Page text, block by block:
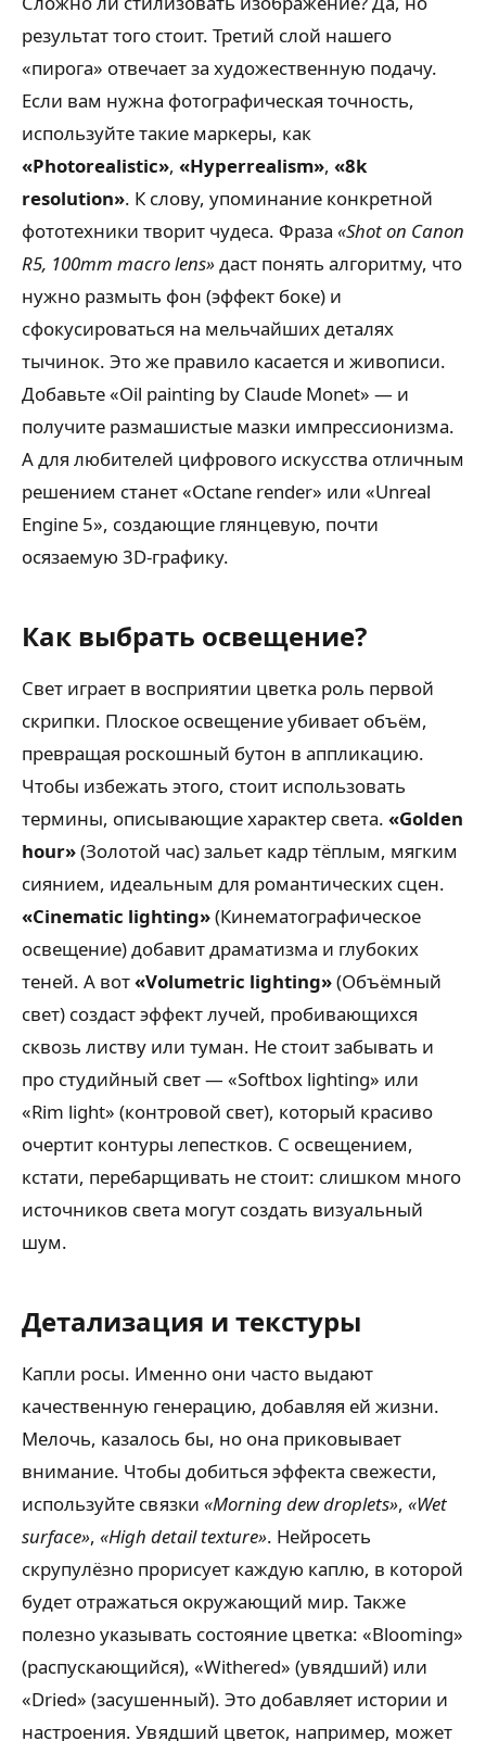
результат того стоит. Третий слой нашего
«пирога» отвечает за художественную подачу.
Если вам нужна фотографическая точность,
используйте такие маркеры, как
«Photorealistic», «Hyperrealism», «8k
resolution». К слову, упоминание конкретной
фототехники творит чудеса. Фраза «Shot on Canon
R5, 100mm macro lens»даст понять алгоритму, что
нужно размыть фон (эффект боке) и
сфокусироваться на мельчайших деталях
тычинок. Это же правило касается и живописи.
Добавьте «Oil painting by Claude Monet» — и
получите размашистые мазки импрессионизма.
А для любителей цифрового искусства отличным
решением станет «Octane render» или «Unreal
Engine 5», создающие глянцевую, почти
осязаемую 3D-графику.
Как выбрать освещение?
Свет играет в восприятии цветка роль первой
скрипки. Плоское освещение убивает объём,
превращая роскошный бутон в аппликацию.
Чтобы избежать этого, стоит использовать
термины, описывающие характер света. «Golden
hour»(Золотой час) зальет кадр тёплым, мягким
сиянием, идеальным для романтических сцен.
«Cinematic lighting»(Кинематографическое
освещение) добавит драматизма и глубоких
теней. А вот«Volumetric lighting»(Объёмный
свет) создаст эффект лучей, пробивающихся
сквозь листву или туман. Не стоит забывать и
про студийный свет — «Softbox lighting» или
«Rim light» (контровой свет), который красиво
очертит контуры лепестков. С освещением,
кстати, перебарщивать не стоит: слишком много
источников света могут создать визуальный
шум.
Детализация и текстуры
Капли росы. Именно они часто выдают
качественную генерацию, добавляя ей жизни.
Мелочь, казалось бы, но она приковывает
внимание. Чтобы добиться эффекта свежести,
используйте связки «Morning dew droplets», «Wet
surface», «High detail texture». Нейросеть
скрупулёзно прорисует каждую каплю, в которой
будет отражаться окружающий мир. Также
полезно указывать состояние цветка: «Blooming»
(распускающийся), «Withered» (увядший) или
«Dried» (засушенный). Это добавляет истории и
настроения. Увядший цветок, например, может